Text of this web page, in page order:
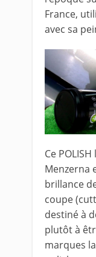
France,
avec sa
Ce
Menzerna
brillance
coupe
destiné à
plutôt à
marques